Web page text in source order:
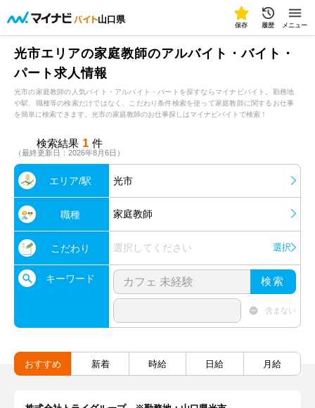
山口県
保存 履歴 メニュー
光市エリアの家庭教師のアルバイト・バイト・
パート求人情報
光市の家庭教師の人気バイト・アルバイト・パートを探すならマイナビバイト。勤務地
や駅、職種等の検索だけではなく、こだわり条件検索を使って家庭教師に関するお仕事
を簡単に検索できます。光市の家庭教師のお仕事探しはマイナビバイトで検索！
検索結果 1 件
（最終更新日：2026年8月6日）
エリア/駅 光市
職種 家庭教師
こだわり 選択してください 選択
キーワード 検索
含まない
おすすめ 新着 時給 日給 月給